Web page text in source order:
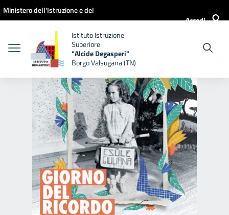
Vai ai contenuti
Vai al menu di navigazione
Vai al footer
Ministero dell'Istruzione e del
Accedi
Istituto Istruzione
Superiore
"Alcide Degasperi"
Borgo Valsugana (TN)